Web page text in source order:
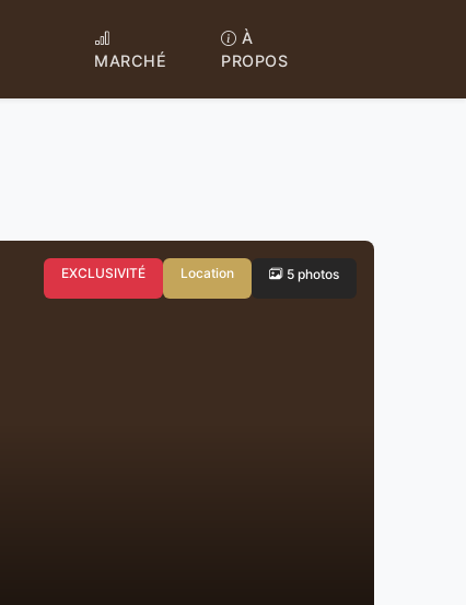
MARCHÉ
À
PROPOS
EXCLUSIVITÉ Location 5 photos